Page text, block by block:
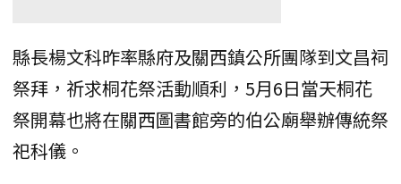
縣長楊文科昨率縣府及關西鎮公所團隊到文昌祠
祭拜，祈求桐花祭活動順利，5月6日當天桐花
祭開幕也將在關西圖書館旁的伯公廟舉辦傳統祭
祀科儀。